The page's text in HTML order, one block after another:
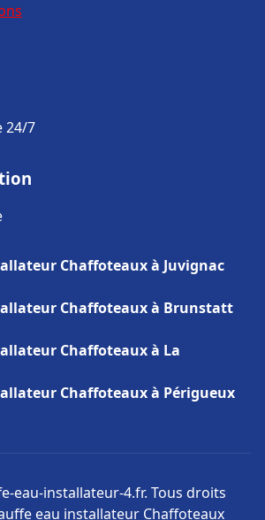
24/7
Chaffoteaux à Juvignac
Chaffoteaux à Brunstatt
Chaffoteaux à La
Chaffoteaux à Périgueux
eau-installateur-4.fr. Tous droits
eau installateur Chaffoteaux